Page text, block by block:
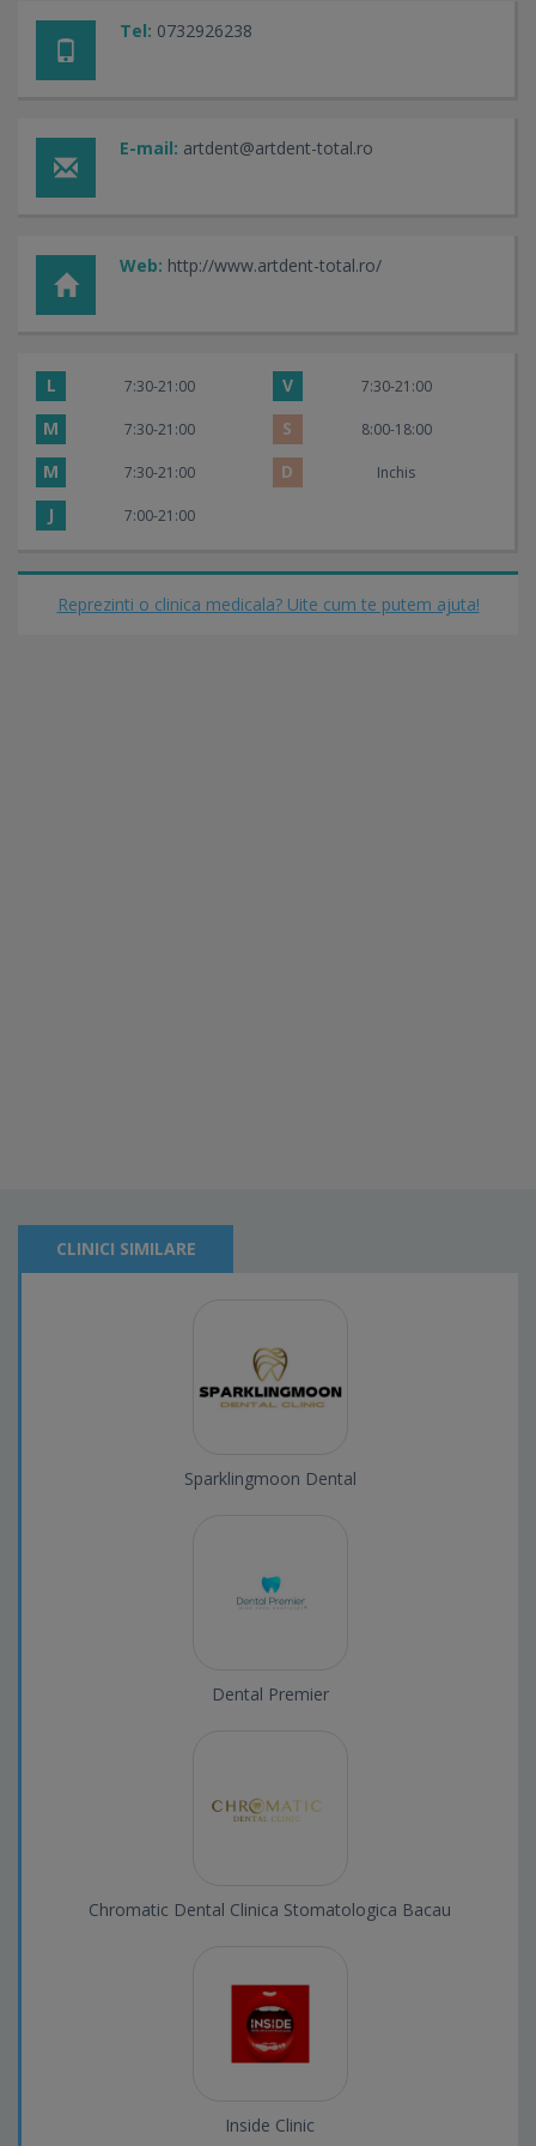
Tel: 0732926238
E-mail: artdent@artdent-total.ro
Web: http://www.artdent-total.ro/
L 7:30-21:00 V 7:30-21:00
M 7:30-21:00 S 8:00-18:00
M 7:30-21:00 D Inchis
J 7:00-21:00
Reprezinti o clinica medicala? Uite cum te putem ajuta!
CLINICI SIMILARE
Sparklingmoon Dental
Dental Premier
Chromatic Dental Clinica Stomatologica Bacau
Inside Clinic